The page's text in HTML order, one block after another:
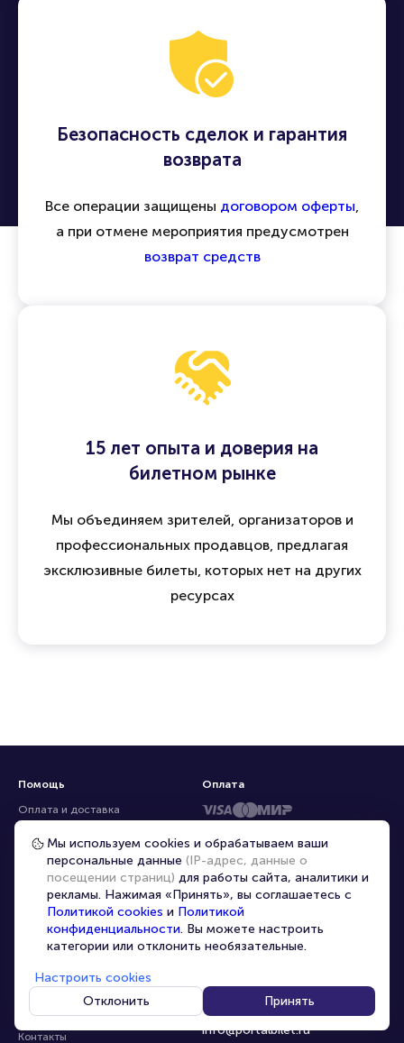
Безопасность сделок и гарантия
возврата
Все операции защищены договором оферты,
а при отмене мероприятия предусмотрен
возврат средств
15 лет опыта и доверия на
билетном рынке
Мы объединяем зрителей, организаторов и
профессиональных продавцов, предлагая
эксклюзивные билеты, которых нет на других
ресурсах
Помощь
Оплата и доставка
Частые вопросы
Перепродажа билетов
Организаторам
Корпоративным клиентам
VIP-билеты
Персональные данные
О компании
Контакты
8-800-500-42-62
8-499-226-15-14
info@portalbilet.ru
Оплата
Мы используем cookies и обрабатываем ваши
персональные данные (IP-адрес, данные о
посещении страниц) для работы сайта, аналитики и
рекламы. Нажимая «Принять», вы соглашаетесь с
Политикой cookies и Политикой
конфиденциальности. Вы можете настроить
категории или отклонить необязательные.
Настроить cookies
Отклонить
Принять